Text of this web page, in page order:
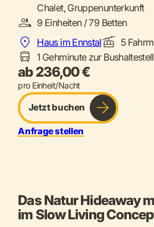
Chalet, Gruppenunterkunft
9 Einheiten / 79 Betten
Haus im Ennstal
5
1 Gehminute zur
ab 236,00 €
pro Einheit/Nacht
Jetzt buchen
Anfrage stellen
Das Natur Hideaway
im Slow Living